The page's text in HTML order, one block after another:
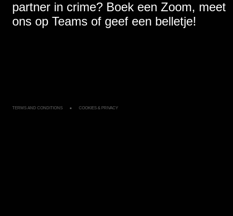
partner in crime? Boek een Zoom, meet
ons op Teams of geef een belletje!
TERMS AND CONDITIONS
TERMS AND CONDITIONS COOKIES & PRIVACY
COOKIES & PRIVACY